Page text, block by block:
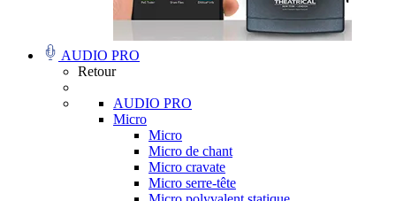
AUDIO PRO
Retour
AUDIO PRO
Micro
Micro
Micro de chant
Micro cravate
Micro serre-tête